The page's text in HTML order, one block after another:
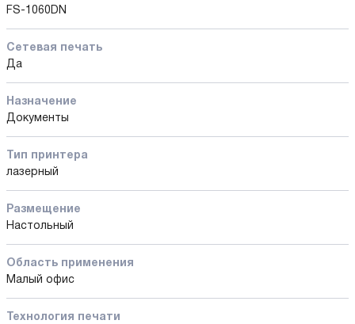
FS-1060DN
Сетевая печать
Да
Назначение
Документы
Тип принтера
лазерный
Размещение
Настольный
Область применения
Малый офис
Технология печати